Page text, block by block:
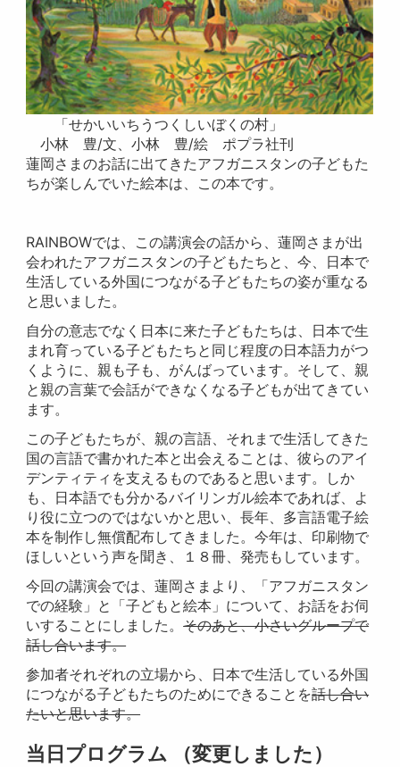
「せかいいちうつくしいぼくの村」
小林 豊/文、小林 豊/絵 ポプラ社刊
蓮岡さまのお話に出てきたアフガニスタンの子どもた
ちが楽しんでいた絵本は、この本です。
RAINBOWでは、この講演会の話から、蓮岡さまが出
会われたアフガニスタンの子どもたちと、今、日本で
生活している外国につながる子どもたちの姿が重なる
と思いました。
自分の意志でなく日本に来た子どもたちは、日本で生
まれ育っている子どもたちと同じ程度の日本語力がつ
くように、親も子も、がんばっています。そして、親
と親の言葉で会話ができなくなる子どもが出てきてい
ます。
この子どもたちが、親の言語、それまで生活してきた
国の言語で書かれた本と出会えることは、彼らのアイ
デンティティを支えるものであると思います。しか
も、日本語でも分かるバイリンガル絵本であれば、よ
り役に立つのではないかと思い、長年、多言語電子絵
本を制作し無償配布してきました。今年は、印刷物で
ほしいという声を聞き、
１８冊、発売もしています。
今回の講演会では、蓮岡さまより、「アフガニスタン
での経験」と「子どもと絵本」について、お話をお伺
いすることにしました。そのあと、小さいグループで
話し合います。
参加者それぞれの立場から、日本で生活している外国
につながる子どもたちのためにできることを話し合い
たいと思います。
当日プログラム （変更しました）